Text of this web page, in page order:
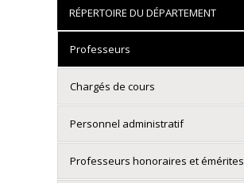
RÉPERTOIRE DU DÉPARTEMENT
Professeurs
Chargés de cours
Personnel administratif
Professeurs honoraires et émérites